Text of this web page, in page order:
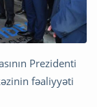
Prezidenti
fəaliyyəti